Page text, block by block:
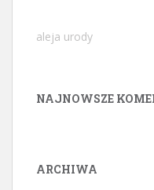
aleja urody
NAJNOWSZE
ARCHIWA